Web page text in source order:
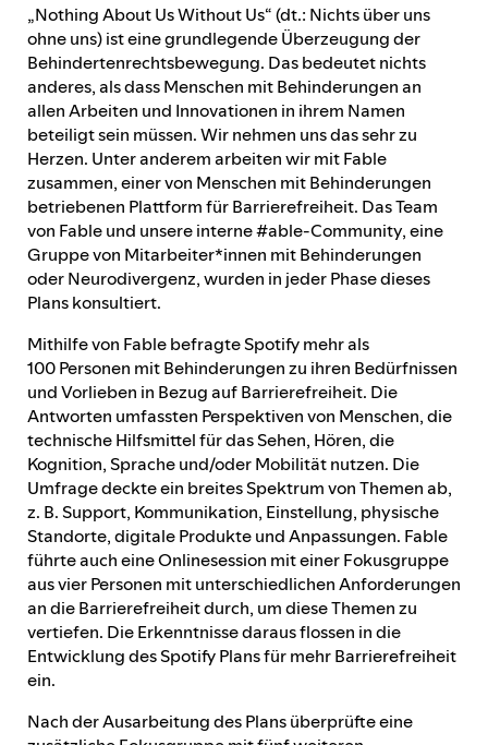
Feedbackprozess
Berichterstattung über den Fortschritt
Zuständigkeiten und Rechenschaftspflicht
„Nothing About Us Without Us“ (dt.: Nichts über uns
ohne uns) ist eine grundlegende Überzeugung der
Behindertenrechtsbewegung. Das bedeutet nichts
anderes, als dass Menschen mit Behinderungen an
allen Arbeiten und Innovationen in ihrem Namen
beteiligt sein müssen. Wir nehmen uns das sehr zu
Herzen. Unter anderem arbeiten wir mit Fable
zusammen, einer von Menschen mit Behinderungen
betriebenen Plattform für Barrierefreiheit. Das Team
von Fable und unsere interne #able-Community, eine
Gruppe von Mitarbeiter*innen mit Behinderungen
oder Neurodivergenz, wurden in jeder Phase dieses
Plans konsultiert.
Mithilfe von Fable befragte Spotify mehr als
100 Personen mit Behinderungen zu ihren Bedürfnissen
und Vorlieben in Bezug auf Barrierefreiheit. Die
Antworten umfassten Perspektiven von Menschen, die
technische Hilfsmittel für das Sehen, Hören, die
Kognition, Sprache und/oder Mobilität nutzen. Die
Umfrage deckte ein breites Spektrum von Themen ab,
z. B. Support, Kommunikation, Einstellung, physische
Standorte, digitale Produkte und Anpassungen. Fable
führte auch eine Onlinesession mit einer Fokusgruppe
aus vier Personen mit unterschiedlichen Anforderungen
an die Barrierefreiheit durch, um diese Themen zu
vertiefen. Die Erkenntnisse daraus flossen in die
Entwicklung des Spotify Plans für mehr Barrierefreiheit
ein.
Nach der Ausarbeitung des Plans überprüfte eine